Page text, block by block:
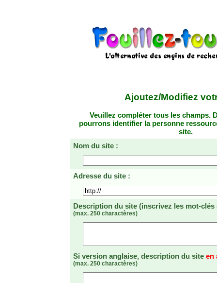
Ajoutez/Modifiez
Veuillez compléter tous les champs.
pourrons identifier la personne
site.
Nom du site :
Adresse du site :
Description du site (inscrivez les mot-
(max. 250 charactères)
Si version anglaise, description du site en
(max. 250 charactères)